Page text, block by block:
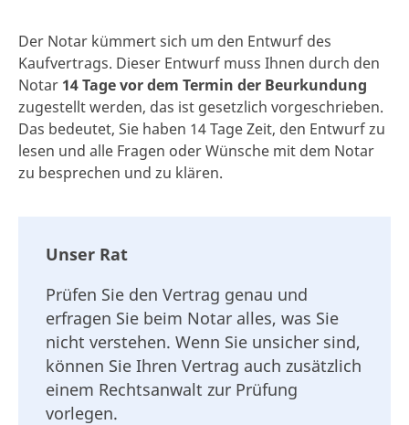
Der Notar kümmert sich um den Entwurf des
Kaufvertrags. Dieser Entwurf muss Ihnen durch den
Notar 14 Tage vor dem Termin der Beurkundung
zugestellt werden, das ist gesetzlich vorgeschrieben.
Das bedeutet, Sie haben 14 Tage Zeit, den Entwurf zu
lesen und alle Fragen oder Wünsche mit dem Notar
zu besprechen und zu klären.
Unser Rat
Prüfen Sie den Vertrag genau und
erfragen Sie beim Notar alles, was Sie
nicht verstehen. Wenn Sie unsicher sind,
können Sie Ihren Vertrag auch zusätzlich
einem Rechtsanwalt zur Prüfung
vorlegen.